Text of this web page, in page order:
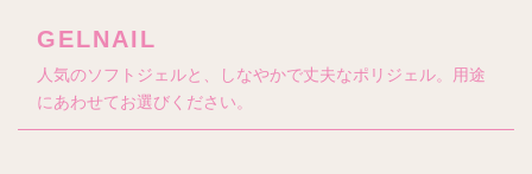
GELNAIL
人気のソフトジェルと、しなやかで丈夫なポリジェル。用途
にあわせてお選びください。